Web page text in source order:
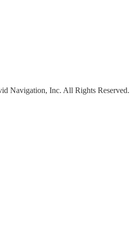
Navigation, Inc. All Rights Reserved.